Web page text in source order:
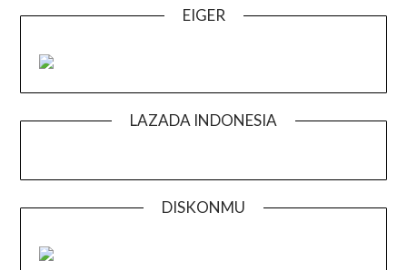
EIGER
LAZADA INDONESIA
DISKONMU